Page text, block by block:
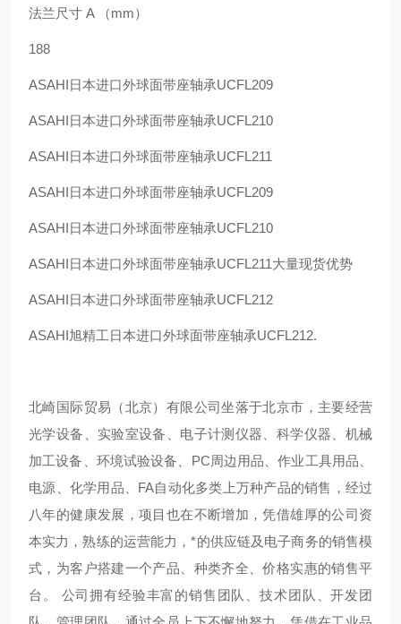
法兰尺寸 A （mm）
188
ASAHI日本进口外球面带座轴承UCFL209
ASAHI日本进口外球面带座轴承UCFL210
ASAHI日本进口外球面带座轴承UCFL211
ASAHI日本进口外球面带座轴承UCFL209
ASAHI日本进口外球面带座轴承UCFL210
ASAHI日本进口外球面带座轴承UCFL211大量现货优势
ASAHI日本进口外球面带座轴承UCFL212
ASAHI旭精工日本进口外球面带座轴承UCFL212.
北崎国际贸易（北京）有限公司坐落于北京市，主要经营
光学设备、实验室设备、电子计测仪器、科学仪器、机械
加工设备、环境试验设备、PC周边用品、作业工具用品、
电源、化学用品、FA自动化多类上万种产品的销售，经过
八年的健康发展，项目也在不断增加，凭借雄厚的公司资
本实力，熟练的运营能力，*的供应链及电子商务的销售模
式，为客户搭建一个产品、种类齐全、价格实惠的销售平
台。 公司拥有经验丰富的销售团队、技术团队、开发团